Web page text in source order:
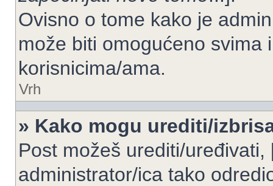
Ovisno o tome kako je
može biti omogućeno svima
korisnicima/ama.
Vrh
» Kako mogu urediti/
Post možeš urediti/
administrator/ica tako